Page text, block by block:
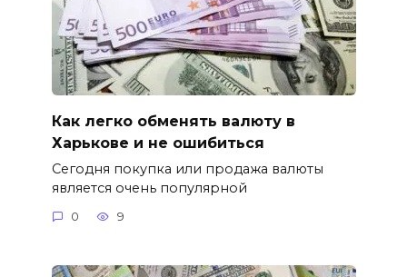
Как легко обменять валюту в
Харькове и не ошибиться
Сегодня покупка или продажа валюты
является очень популярной
0 9